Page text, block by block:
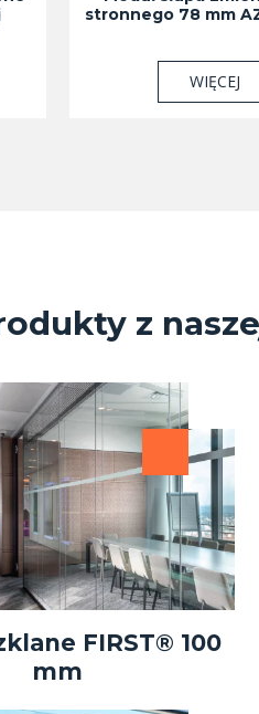
stronnego 78 mm
WIĘCEJ
z
FIRST® 100
mm